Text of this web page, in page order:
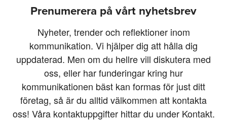
Prenumerera på vårt nyhetsbrev
Nyheter, trender och reflektioner inom
kommunikation. Vi hjälper dig att hålla dig
uppdaterad. Men om du hellre vill diskutera med
oss, eller har funderingar kring hur
kommunikationen bäst kan formas för just ditt
företag, så är du alltid välkommen att kontakta
oss! Våra kontaktuppgifter hittar du under Kontakt.